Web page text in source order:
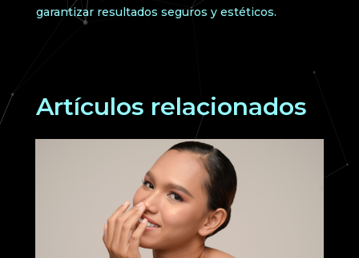
garantizar resultados seguros y estéticos.
Artículos relacionados